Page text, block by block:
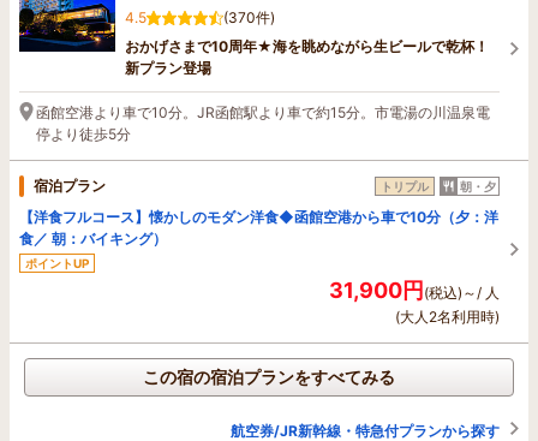
4.5
(370件)
おかげさまで10周年★海を眺めながら生ビールで乾杯！
新プラン登場
函館空港より車で10分。JR函館駅より車で約15分。市電湯の川温泉電
停より徒歩5分
宿泊プラン トリプル 朝・夕
【洋食フルコース】懐かしのモダン洋食◆函館空港から車で10分（夕：洋
食／ 朝：バイキング）
ポイントUP
31,900円(税込)～/ 人
(大人2名利用時)
この宿の宿泊プランをすべてみる
航空券/JR新幹線・特急付プランから探す